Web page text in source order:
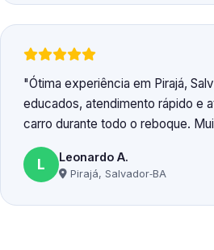
Ótima experiência em Pirajá,
educados, atendimento rápido e
carro durante todo o reboque.
L Leonardo A.
Pirajá, Salvador‑BA